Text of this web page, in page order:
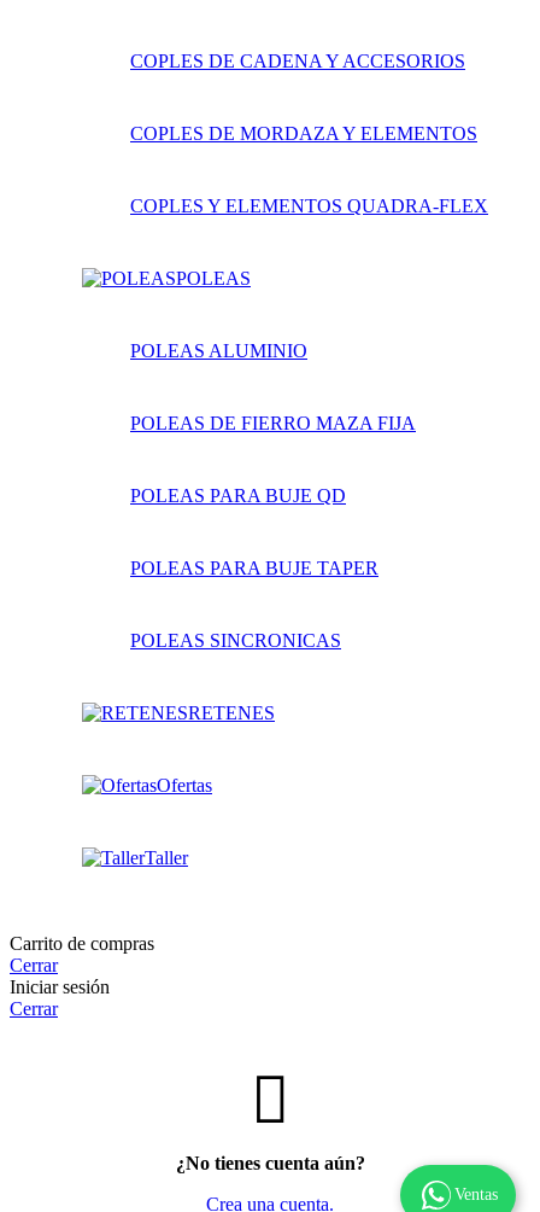
COPLES DE CADENA Y ACCESORIOS
COPLES DE MORDAZA Y ELEMENTOS
COPLES Y ELEMENTOS QUADRA-FLEX
POLEAS
POLEAS ALUMINIO
POLEAS DE FIERRO MAZA FIJA
POLEAS PARA BUJE QD
POLEAS PARA BUJE TAPER
POLEAS SINCRONICAS
RETENES
Ofertas
Taller
Carrito de compras
Cerrar
Iniciar sesión
Cerrar
¿No tienes cuenta aún?
Crea una cuenta.
Ventas